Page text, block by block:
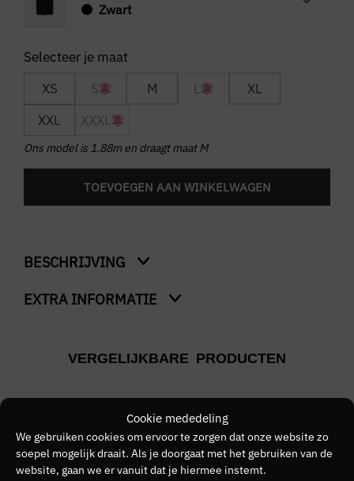
Cookie mededeling
We gebruiken cookies om ervoor te zorgen dat onze website zo
soepel mogelijk draait. Als je doorgaat met het gebruiken van de
website, gaan we er vanuit dat je hiermee instemt.
Zwart
XS S M L
XL
XXL
XXXL
Ons model is 1.88m en draagt maat M
TOEVOEGEN AAN WINKELWAGEN
BESCHRIJVING
Heathcote
EXTRA INFORMATIE
Zwart
Merk
WEEKEND OFFENDER
Kleurnummer
VERGELIJKBARE PRODUCTEN